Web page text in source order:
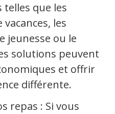
que les
les
jeunesse ou le
solutions peuvent
et offrir
différente.
repas : Si vous